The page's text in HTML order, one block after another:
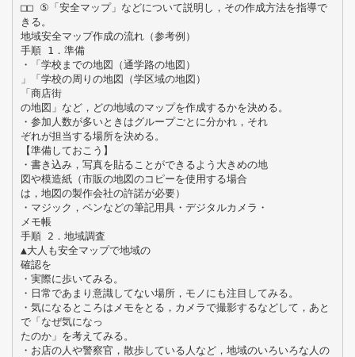
□□ ⑤「安全マップ」などについて説明し，その作成方法を指導で
きる。
地域安全マップ作成の流れ（参考例）
手順 1．準備
・「学校までの地図（通学路の地図）
」「学校の周りの地図（学区域の地図）
「商店街
の地図」など，どの地域のマップを作成するかを決める。
・参加人数が多いときはグループごとに分かれ，それ
ぞれが担当する場所を決める。
【準備しておこう】
・書き込み，写真を貼ることができるよう大きめの地
図や模造紙（市販の地図のコピーを使用する場合
は，地図の製作会社の許諾が必要）
・マジック，ペンなどの筆記用具・デジタルカメラ・
メモ帳
手順 2．地域調査
▲大人も安全マップで地域の
確認を
・実際に歩いてみる。
・日常であまり意識してない場所，モノにも注目してみる。
・気になるところはメモをとる，カメラで撮影するなどして，あと
で「なぜ気になっ
たのか」を考えてみる。
・お店の人や警察官，散歩している人など，地域のいろいろな人の